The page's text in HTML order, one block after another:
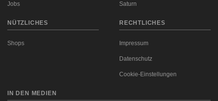
Jobs Saturn
NÜTZLICHES
Shops
RECHTLICHES
Impressum
Datenschutz
Cookie-Einstellungen
IN DEN MEDIEN